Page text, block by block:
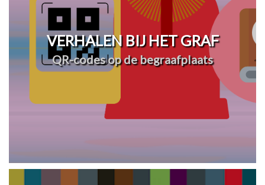
VERHALEN BIJ HET GRAF
QR-codes op de begraafplaats